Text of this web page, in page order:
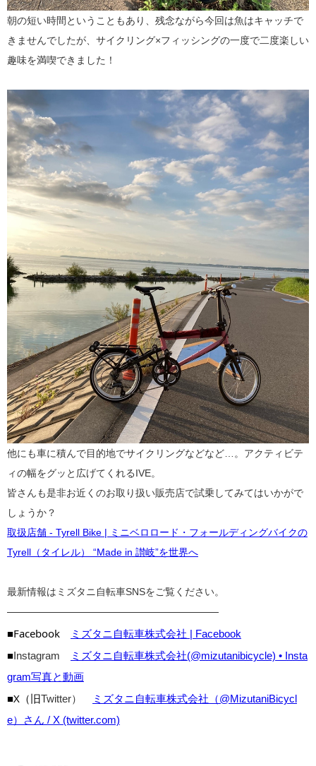
朝の短い時間ということもあり、残念ながら今回は魚はキャッチで
きませんでしたが、サイクリング×フィッシングの一度で二度楽しい
趣味を満喫できました！
他にも車に積んで目的地でサイクリングなどなど…。アクティビテ
ィの幅をグッと広げてくれるIVE。
皆さんも是非お近くのお取り扱い販売店で試乗してみてはいかがで
しょうか？
取扱店舗 - Tyrell Bike | ミニベロロード・フォールディングバイクの
Tyrell（タイレル） “Made in 讃岐”を世界へ
最新情報はミズタニ自転車SNSをご覧ください。
————————————————————
■Facebook ミズタニ自転車株式会社 | Facebook
■Instagram
ミズタニ自転車株式会社(@mizutanibicycle) • Insta
gram写真と動画
■X（旧Twitter）
ミズタニ自転車株式会社（@MizutaniBicycl
e）さん / X (twitter.com)